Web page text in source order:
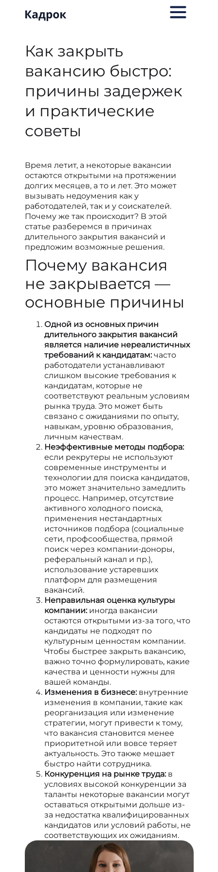
Как закрыть
вакансию быстро:
причины задержек
и практические
советы
Время летит, а некоторые вакансии
остаются открытыми на протяжении
долгих месяцев, а то и лет. Это может
вызывать недоумения как у
работодателей, так и у соискателей.
Почему же так происходит? В этой
статье разберемся в причинах
длительного закрытия вакансий и
предложим возможные решения.
Почему вакансия
не закрывается —
основные причины
Одной из основных причин
длительного закрытия вакансий
является наличие нереалистичных
требований к кандидатам:часто
работодатели устанавливают
слишком высокие требования к
кандидатам, которые не
соответствуют реальным условиям
рынка труда. Это может быть
связано с ожиданиями по опыту,
навыкам, уровню образования,
личным качествам.
Неэффективные методы подбора:
если рекрутеры не используют
современные инструменты и
технологии для поиска кандидатов,
это может значительно замедлить
процесс. Например, отсутствие
активного холодного поиска,
применения нестандартных
источников подбора (социальные
сети, профсообщества, прямой
поиск через компании-доноры,
реферальный канал и пр.),
использование устаревших
платформ для размещения
вакансий.
Неправильная оценка культуры
компании:иногда вакансии
остаются открытыми из-за того, что
кандидаты не подходят по
культурным ценностям компании.
Чтобы быстрее закрыть вакансию,
важно точно формулировать, какие
качества и ценности нужны для
вашей команды.
Изменения в бизнесе: внутренние
изменения в компании, такие как
реорганизация или изменение
стратегии, могут привести к тому,
что вакансия становится менее
приоритетной или вовсе теряет
актуальность. Это также мешает
быстро найти сотрудника.
Конкуренция на рынке труда:в
условиях высокой конкуренции за
таланты некоторые вакансии могут
оставаться открытыми дольше из-
за недостатка квалифицированных
кандидатов или условий работы, не
соответствующих их ожиданиям.